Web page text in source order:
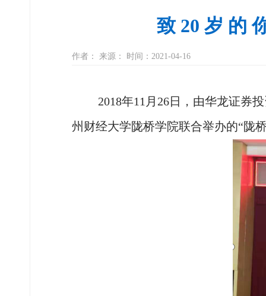
致 20 岁 的
作者： 来源： 时间：2021-04-16
2018年11月26日，由华龙证券
州财经大学陇桥学院联合举办的“陇